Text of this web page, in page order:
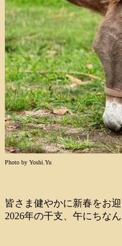
Photo by Yoshi.Yu
皆さま健やかに新春をお
2026年の干支、午にちな